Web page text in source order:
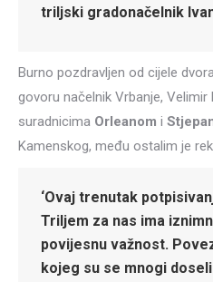
triljski gradonačelnik
Burno pozdravljen od cijele
govoru načelnik Vrbanje,
suradnicima Orleanom i
Kamenskog, među ostalim je
‘Ovaj trenutak
Triljem za nas ima
povijesnu važnost.
kojeg su se mnogi